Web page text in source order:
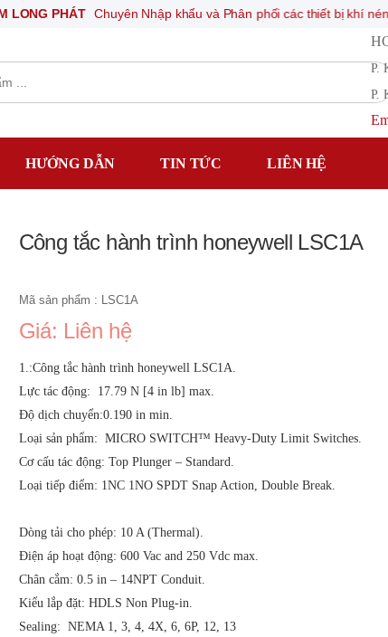
PHÁT Chuyên Nhập khẩu và Phân phối các thiết bị khí nén, thiết
P.
P.
HƯỚNG DẪN TIN TỨC LIÊN HỆ
Công tắc hành trình honeywell LSC1A
Mã sản phẩm : LSC1A
Giá: Liên hệ
1.:Công tắc hành trình honeywell LSC1A.
Lực tác động: 17.79 N [4 in lb] max.
Độ dịch chuyển:0.190 in min.
Loại sản phẩm: MICRO SWITCH™ Heavy-Duty Limit Switches.
Cơ cấu tác động: Top Plunger – Standard.
Loại tiếp điểm: 1NC 1NO SPDT Snap Action, Double Break.
Dòng tải cho phép: 10 A (Thermal).
Điện áp hoạt động: 600 Vac and 250 Vdc max.
Chân cắm: 0.5 in – 14NPT Conduit.
Kiểu lắp đặt: HDLS Non Plug-in.
Sealing: NEMA 1, 3, 4, 4X, 6, 6P, 12, 13